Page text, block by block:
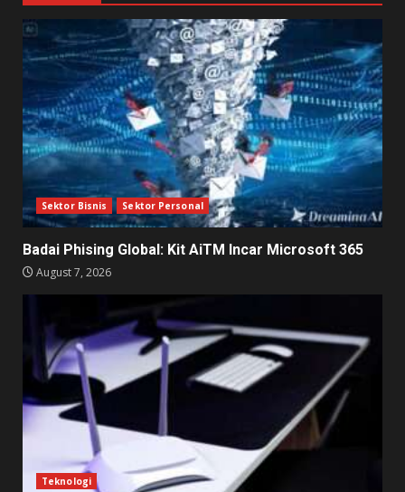
Sektor Bisnis Sektor Personal
Badai Phising Global: Kit AiTM Incar Microsoft 365
August 7, 2026
Teknologi